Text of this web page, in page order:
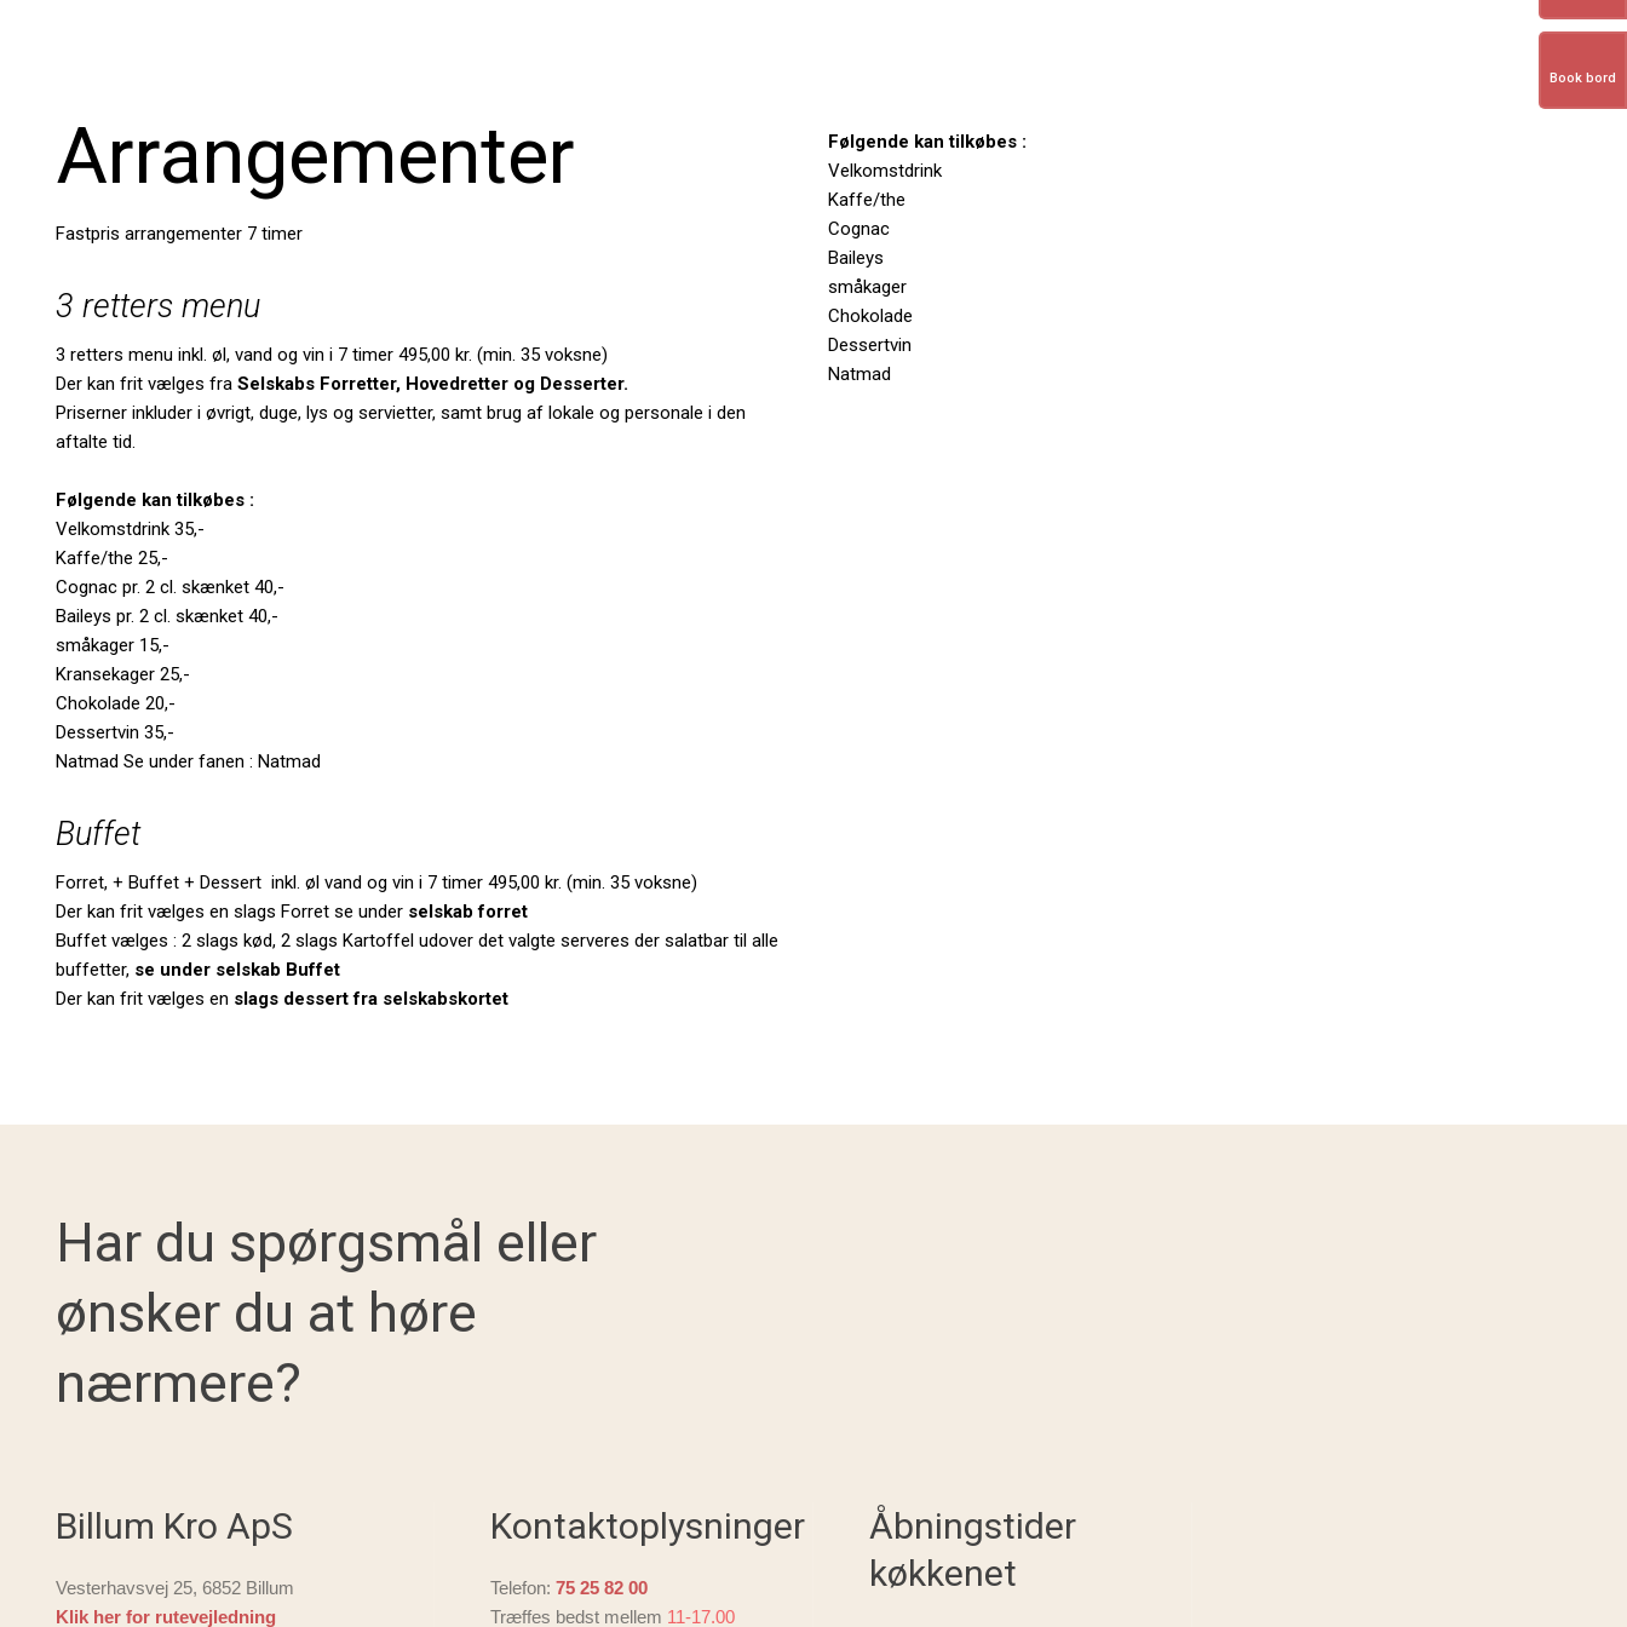
Book bord
Arrangementer
Fastpris arrangementer 7 timer
3 retters menu
3 retters menu inkl. øl, vand og vin i 7 timer 495,00 kr. (min. 35 voksne)
Der kan frit vælges fra Selskabs Forretter, Hovedretter og Desserter.
Priserner inkluder i øvrigt, duge, lys og servietter, samt brug af lokale og personale i den
aftalte tid.
Følgende kan tilkøbes :
Velkomstdrink 35,-
Kaffe/the 25,-
Cognac pr. 2 cl. skænket 40,-
Baileys pr. 2 cl. skænket 40,-
småkager 15,-
Kransekager 25,-
Chokolade 20,-
Dessertvin 35,-
Natmad Se under fanen : Natmad
Buffet
Forret, + Buffet + Dessert inkl. øl vand og vin i 7 timer 495,00 kr. (min. 35 voksne)
Der kan frit vælges en slags Forret se under selskab forret
Buffet vælges : 2 slags kød, 2 slags Kartoffel udover det valgte serveres der salatbar til alle
buffetter, se under selskab Buffet
Der kan frit vælges en slags dessert fra selskabskortet
​Følgende kan tilkøbes :
​Velkomstdrink
Kaffe/the
Cognac
Baileys
småkager
Chokolade
Dessertvin
Natmad
Har du spørgsmål eller ​
ønsker du at høre
nærmere?
Billum Kro ApS
Vesterhavsvej 25, 6852 Billum
Klik her for rutevejledning
Kontaktoplysninger
Telefon:75 25 82 00
Træffes bedst mellem 11-17.00​
Åbningstider
køkkenet